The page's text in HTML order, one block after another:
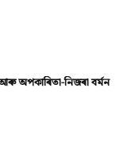
অপকাৰিতা-নিজৰা বৰ্মন